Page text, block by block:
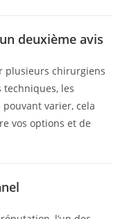
deuxième avis
plusieurs chirurgiens
techniques, les
varier, cela
vos options et de